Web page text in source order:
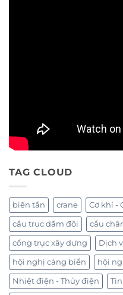
TAG CLOUD
biến tần crane Cơ khí -
cầu trục dầm đôi cẩu
cổng trục xây dựng Dịch
hội nghị cảng biển hội
Nhiệt điện - Thủy điện